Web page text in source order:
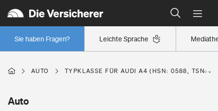
Leichte Sprache
Sie haben Fragen?
Wer versichert was: Jetzt Versicherer finden
Regionalklassen: So ist Ihre Region eingestuft
Wer versichert was: Jetzt Versicherer finden
AUTO TYPKLASSE FÜR AUDI A4 (HSN: 0588, TSN:
Auto